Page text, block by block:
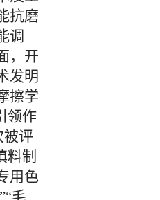
抗磨
调
，开
发明
擦学
领作
被评
料制
用色
毛